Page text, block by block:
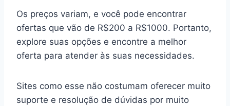
Os preços variam, e você pode encontrar
ofertas que vão de R$200 a R$1000. Portanto,
explore suas opções e encontre a melhor
oferta para atender às suas necessidades.
Sites como esse não costumam oferecer muito
suporte e resolução de dúvidas por muito